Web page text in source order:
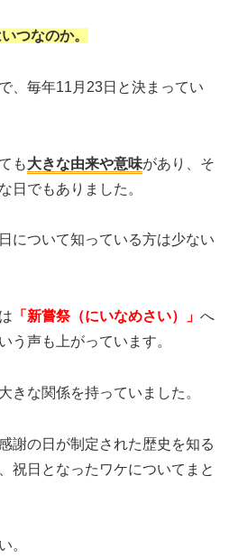
つなのか。
、毎年11月23日と決まってい
も大きな由来や意味があり、そ
日でもありました。
について知っている方は少ない
「新嘗祭（にいなめさい）」 へ
う声も上がっています。
きな関係を持っていました。
謝の日が制定された歴史を知る
祝日となったワケについてまと
。